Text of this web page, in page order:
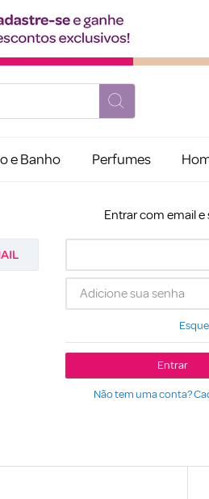
e Banho Perfumes
Entrar com email e
Entrar
Não tem uma conta?